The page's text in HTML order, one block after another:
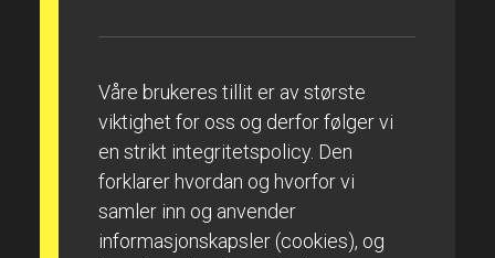
Våre brukeres tillit er av største
viktighet for oss og derfor følger vi
en strikt integritetspolicy. Den
forklarer hvordan og hvorfor vi
samler inn og anvender
informasjonskapsler (cookies), og